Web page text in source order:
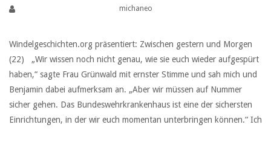
michaneo
Windelgeschichten.org präsentiert: Zwischen gestern und Morgen
(22) „Wir wissen noch nicht genau, wie sie euch wieder aufgespürt
haben,“ sagte Frau Grünwald mit ernster Stimme und sah mich und
Benjamin dabei aufmerksam an. „Aber wir müssen auf Nummer
sicher gehen. Das Bundeswehrkrankenhaus ist eine der sichersten
Einrichtungen, in der wir euch momentan unterbringen können.“ Ich